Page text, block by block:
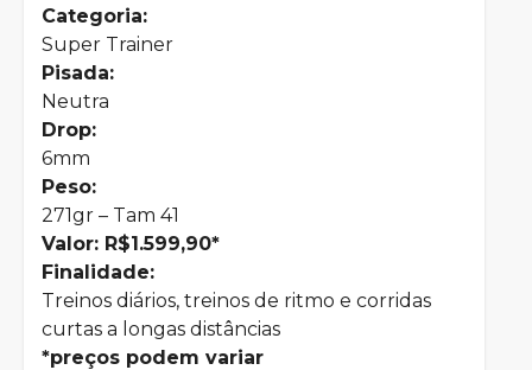
Categoria:
Super Trainer
Pisada:
Neutra
Drop:
6mm
Peso:
271gr – Tam 41
Valor: R$1.599,90*
Finalidade:
Treinos diários, treinos de ritmo e corridas
curtas a longas distâncias
*preços podem variar